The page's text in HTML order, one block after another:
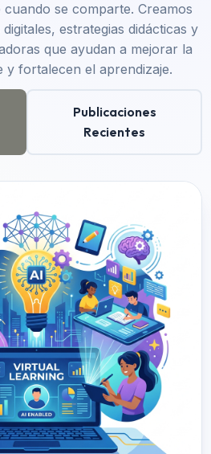
se comparte. Creamos
estrategias didácticas y
que ayudan a mejorar la
y fortalecen el aprendizaje.
Publicaciones
Recientes